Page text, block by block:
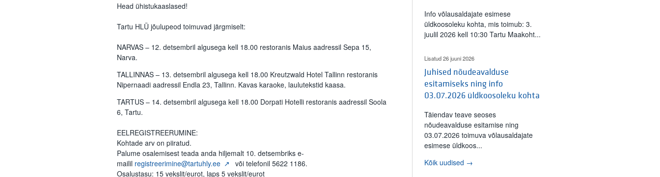
Head ühistukaaslased!
Tartu HLÜ jõulupeod toimuvad järgmiselt:
NARVAS – 12. detsembril algusega kell 18.00 restoranis Maius aadressil Sepa 15,
Narva.
TALLINNAS – 13. detsembril algusega kell 18.00 Kreutzwald Hotel Tallinn restoranis
Nipernaadi aadressil Endla 23, Tallinn. Kavas karaoke, laulutekstid kaasa.
TARTUS – 14. detsembril algusega kell 18.00 Dorpati Hotelli restoranis aadressil Soola
6, Tartu.
EELREGISTREERUMINE:
Kohtade arv on piiratud.
Palume osalemisest teada anda hiljemalt 10. detsembriks e-
mailil registreerimine@tartuhly.ee
või telefonil 5622 1186.
Osalustasu: 15 vekslit/eurot, laps 5 vekslit/eurot
Info võlausaldajate esimese
üldkoosoleku kohta, mis toimub: 3.
juulil 2026 kell 10:30 Tartu Maakoht...
Lisatud 26 juuni 2026
Juhised nõudeavalduse
esitamiseks ning info
03.07.2026 üldkoosoleku kohta
Täiendav teave seoses
nõudeavalduse esitamise ning
03.07.2026 toimuva võlausaldajate
esimese üldkoos...
Kõik uudised →